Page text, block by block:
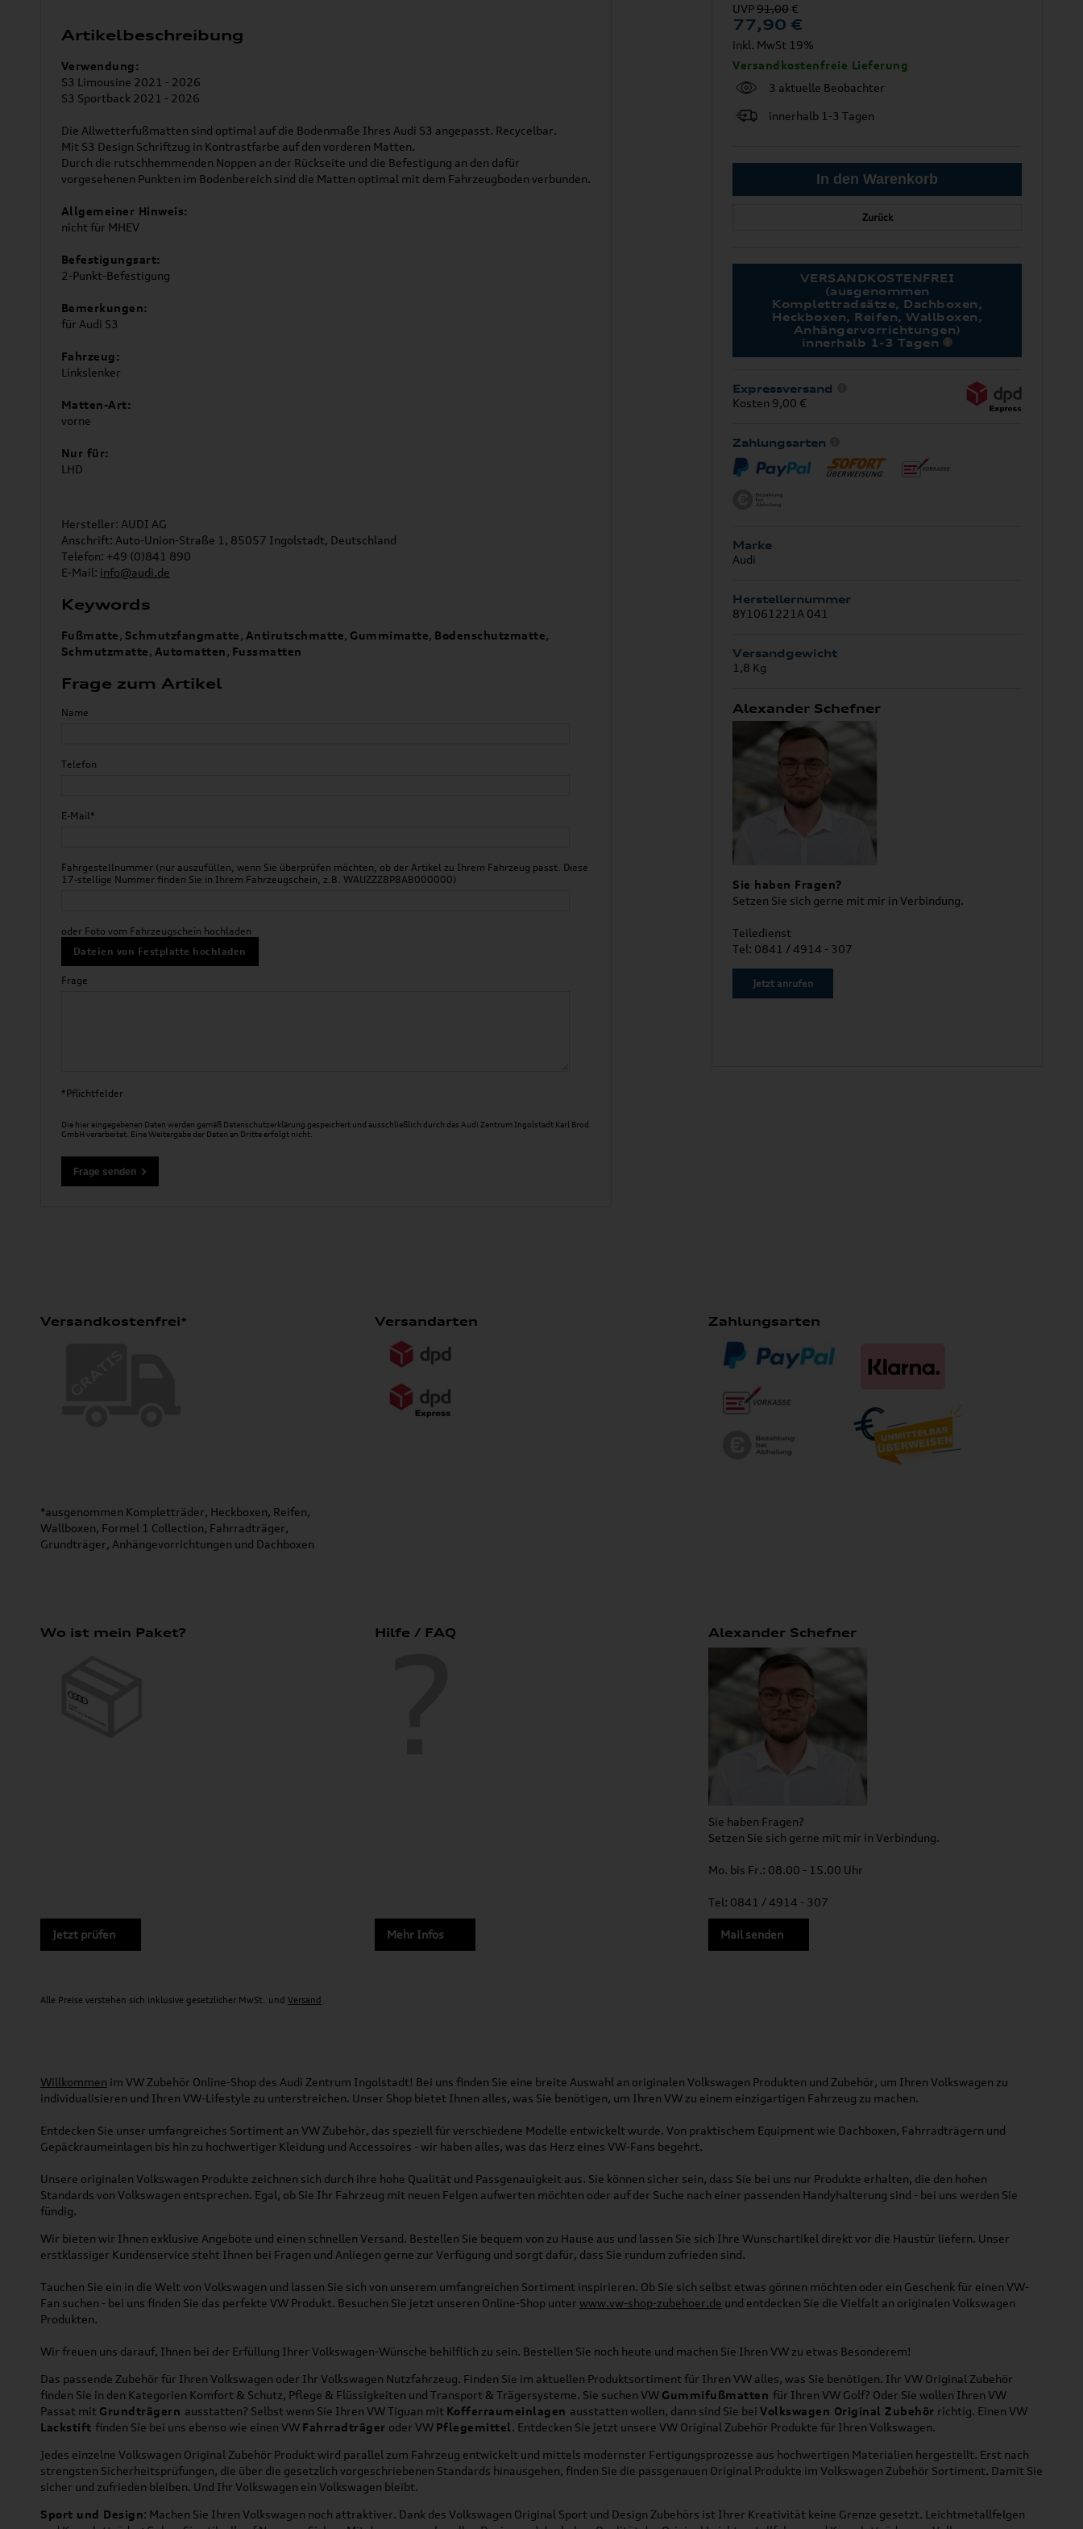
Artikelbeschreibung
Verwendung:
S3 Limousine 2021 - 2026
S3 Sportback 2021 - 2026
Die Allwetterfußmatten sind optimal auf die Bodenmaße Ihres Audi S3 angepasst. Recycelbar.
Mit S3 Design Schriftzug in Kontrastfarbe auf den vorderen Matten.
Durch die rutschhemmenden Noppen an der Rückseite und die Befestigung an den dafür
vorgesehenen Punkten im Bodenbereich sind die Matten optimal mit dem Fahrzeugboden verbunden.
Allgemeiner Hinweis:
nicht für MHEV
Befestigungsart:
2-Punkt-Befestigung
Bemerkungen:
für Audi S3
Fahrzeug:
Linkslenker
Matten-Art:
vorne
Nur für:
LHD
Hersteller: AUDI AG
Anschrift: Auto-Union-Straße 1, 85057 Ingolstadt, Deutschland
Telefon: +49 (0)841 890
E-Mail: info@audi.de
Keywords
Fußmatte, Schmutzfangmatte, Antirutschmatte, Gummimatte, Bodenschutzmatte,
Schmutzmatte, Automatten, Fussmatten
Frage zum Artikel
Name
Telefon
E-Mail*
Fahrgestellnummer (nur auszufüllen, wenn Sie überprüfen möchten, ob der Artikel zu Ihrem Fahrzeug passt. Diese
17-stellige Nummer finden Sie in Ihrem Fahrzeugschein, z.B. WAUZZZ8P8AB000000)
oder Foto vom Fahrzeugschein hochladen
Dateien von Festplatte hochladen
Frage
*Pflichtfelder
Die hier eingegebenen Daten werden gemäß Datenschutzerklärung gespeichert und ausschließlich durch das Audi Zentrum Ingolstadt Karl Brod
GmbH verarbeitet. Eine Weitergabe der Daten an Dritte erfolgt nicht.
UVP91,00 €
77,90 €
inkl. MwSt 19%
Versandkostenfreie Lieferung
3 aktuelle Beobachter
innerhalb 1-3 Tagen
Zurück
VERSANDKOSTENFREI
(ausgenommen
Komplettradsätze, Dachboxen,
Heckboxen, Reifen, Wallboxen,
Anhängervorrichtungen)
innerhalb 1-3 Tagen
Expressversand
Kosten 9,00 €
Zahlungsarten
Marke
Audi
Herstellernummer
8Y1061221A 041
Versandgewicht
1,8 Kg
Alexander Schefner
Sie haben Fragen?
Setzen Sie sich gerne mit mir in Verbindung.
Teiledienst
Tel: 0841 / 4914 - 307
Jetzt anrufen
Versandkostenfrei*
*ausgenommen Kompletträder, Heckboxen, Reifen,
Wallboxen, Formel 1 Collection, Fahrradträger,
Grundträger, Anhängevorrichtungen und Dachboxen
Versandarten Zahlungsarten
Wo ist mein Paket?
Jetzt prüfen
Hilfe / FAQ
Mehr Infos
Alexander Schefner
Sie haben Fragen?
Setzen Sie sich gerne mit mir in Verbindung.
Mo. bis Fr.: 08.00 - 15.00 Uhr
Tel: 0841 / 4914 - 307
Mail senden
Alle Preise verstehen sich inklusive gesetzlicher MwSt. und Versand
Willkommen im VW Zubehör Online-Shop des Audi Zentrum Ingolstadt! Bei uns finden Sie eine breite Auswahl an originalen Volkswagen Produkten und Zubehör, um Ihren Volkswagen zu
individualisieren und Ihren VW-Lifestyle zu unterstreichen. Unser Shop bietet Ihnen alles, was Sie benötigen, um Ihren VW zu einem einzigartigen Fahrzeug zu machen.
Entdecken Sie unser umfangreiches Sortiment an VW Zubehör, das speziell für verschiedene Modelle entwickelt wurde. Von praktischem Equipment wie Dachboxen, Fahrradträgern und
Gepäckraumeinlagen bis hin zu hochwertiger Kleidung und Accessoires - wir haben alles, was das Herz eines VW-Fans begehrt.
Unsere originalen Volkswagen Produkte zeichnen sich durch ihre hohe Qualität und Passgenauigkeit aus. Sie können sicher sein, dass Sie bei uns nur Produkte erhalten, die den hohen
Standards von Volkswagen entsprechen. Egal, ob Sie Ihr Fahrzeug mit neuen Felgen aufwerten möchten oder auf der Suche nach einer passenden Handyhalterung sind - bei uns werden Sie
fündig.
Wir bieten wir Ihnen exklusive Angebote und einen schnellen Versand. Bestellen Sie bequem von zu Hause aus und lassen Sie sich Ihre Wunschartikel direkt vor die Haustür liefern. Unser
erstklassiger Kundenservice steht Ihnen bei Fragen und Anliegen gerne zur Verfügung und sorgt dafür, dass Sie rundum zufrieden sind.
Tauchen Sie ein in die Welt von Volkswagen und lassen Sie sich von unserem umfangreichen Sortiment inspirieren. Ob Sie sich selbst etwas gönnen möchten oder ein Geschenk für einen VW-
Fan suchen - bei uns finden Sie das perfekte VW Produkt. Besuchen Sie jetzt unseren Online-Shop unter www.vw-shop-zubehoer.de und entdecken Sie die Vielfalt an originalen Volkswagen
Produkten.
Wir freuen uns darauf, Ihnen bei der Erfüllung Ihrer Volkswagen-Wünsche behilflich zu sein. Bestellen Sie noch heute und machen Sie Ihren VW zu etwas Besonderem!
Das passende Zubehör für Ihren Volkswagen oder Ihr Volkswagen Nutzfahrzeug. Finden Sie im aktuellen Produktsortiment für Ihren VW alles, was Sie benötigen. Ihr VW Original Zubehör
finden Sie in den Kategorien Komfort & Schutz, Pflege & Flüssigkeiten und Transport & Trägersysteme. Sie suchen VW Gummifußmatten für Ihren VW Golf? Oder Sie wollen Ihren VW
Passat mit Grundträgern ausstatten? Selbst wenn Sie Ihren VW Tiguan mit Kofferraumeinlagen ausstatten wollen, dann sind Sie bei Volkswagen Original Zubehör richtig. Einen VW
Lackstift finden Sie bei uns ebenso wie einen VW Fahrradträger oder VW Pflegemittel. Entdecken Sie jetzt unsere VW Original Zubehör Produkte für Ihren Volkswagen.
Jedes einzelne Volkswagen Original Zubehör Produkt wird parallel zum Fahrzeug entwickelt und mittels modernster Fertigungsprozesse aus hochwertigen Materialien hergestellt. Erst nach
strengsten Sicherheitsprüfungen, die über die gesetzlich vorgeschriebenen Standards hinausgehen, finden Sie die passgenauen Original Produkte im Volkswagen Zubehör Sortiment. Damit Sie
sicher und zufrieden bleiben. Und Ihr Volkswagen ein Volkswagen bleibt.
Sport und Design: Machen Sie Ihren Volkswagen noch attraktiver. Dank des Volkswagen Original Sport und Design Zubehörs ist Ihrer Kreativität keine Grenze gesetzt. Leichtmetallfelgen